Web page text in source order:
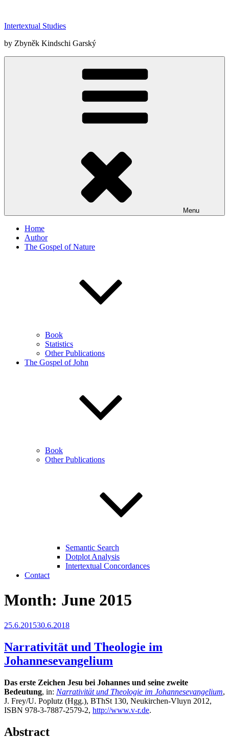
content
Intertextual Studies
by Zbyněk Kindschi Garský
Menu
Home
Author
The Gospel of Nature
Book
Statistics
Other Publications
The Gospel of John
Book
Other Publications
Semantic Search
Dotplot Analysis
Intertextual Concordances
Contact
Month: June 2015
Posted
25.6.201530.6.2018
Narrativität und Theologie im
Johannesevangelium
Das erste Zeichen Jesu bei Johannes und seine zweite
Bedeutung, in: Narrativität und Theologie im Johannesevangelium,
J. Frey/U. Poplutz (Hgg.), BThSt 130, Neukirchen-Vluyn 2012,
ISBN 978-3-7887-2579-2, http://www.v-r.de.
Abstract